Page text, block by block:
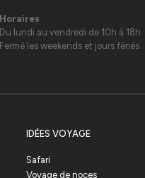
Horaires
Du lundi au vendredi de 10h à 18h
Fermé les weekends et jours fériés
IDÉES VOYAGE
Safari
Voyage de noces